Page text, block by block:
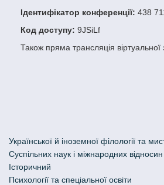
Ідентифікатор конференції: 438
Код доступу: 9JSiLf
Також пряма трансляція віртуальної
Української й іноземної філології та
Cуспільних наук і міжнародних відносин
Історичний
Психології та спеціальної освіти